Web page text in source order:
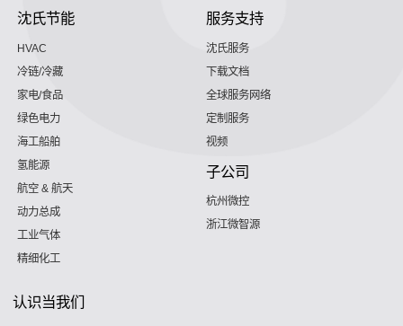
沈氏节能
HVAC
冷链/冷藏
家电/食品
绿色电力
海工船舶
氢能源
航空 & 航天
动力总成
工业气体
精细化工
服务支持
沈氏服务
下载文档
全球服务网络
定制服务
视频
子公司
杭州微控
浙江微智源
认识当我们